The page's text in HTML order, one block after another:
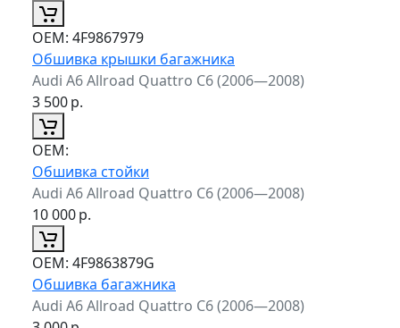
ОЕМ: 4F9867979
Обшивка крышки багажника
Audi A6 Allroad Quattro C6 (2006—2008)
3 500р.
ОЕМ:
Обшивка стойки
Audi A6 Allroad Quattro C6 (2006—2008)
10 000р.
ОЕМ: 4F9863879G
Обшивка багажника
Audi A6 Allroad Quattro C6 (2006—2008)